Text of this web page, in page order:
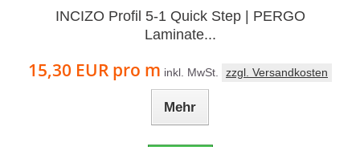
INCIZO Profil 5-1 Quick Step | PERGO
Laminate...
15,30 EUR pro m inkl. MwSt. zzgl. Versandkosten
Mehr